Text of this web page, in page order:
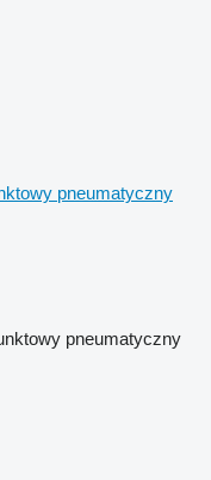
pneumatyczny
pneumatyczny